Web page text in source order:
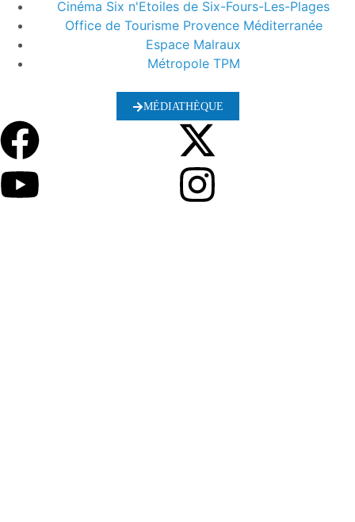
Cinéma Six n'Etoiles de Six-Fours-Les-Plages
Office de Tourisme Provence Méditerranée
Espace Malraux
Métropole TPM
MÉDIATHÈQUE